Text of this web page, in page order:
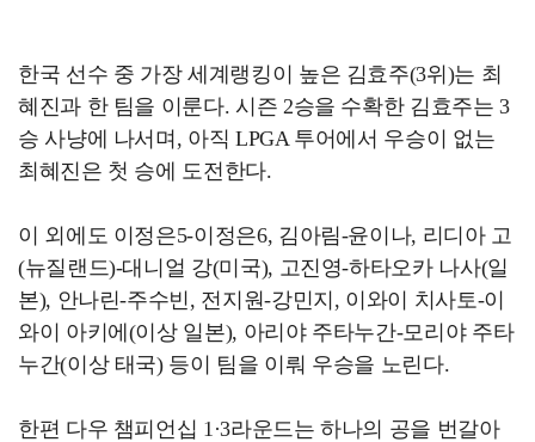
한국 선수 중 가장 세계랭킹이 높은 김효주(3위)는 최
혜진과 한 팀을 이룬다. 시즌 2승을 수확한 김효주는 3
승 사냥에 나서며, 아직 LPGA 투어에서 우승이 없는
최혜진은 첫 승에 도전한다.
이 외에도 이정은5-이정은6, 김아림-윤이나, 리디아 고
(뉴질랜드)-대니얼 강(미국), 고진영-하타오카 나사(일
본), 안나린-주수빈, 전지원-강민지, 이와이 치사토-이
와이 아키에(이상 일본), 아리야 주타누간-모리야 주타
누간(이상 태국) 등이 팀을 이뤄 우승을 노린다.
한편 다우 챔피언십 1·3라운드는 하나의 공을 번갈아